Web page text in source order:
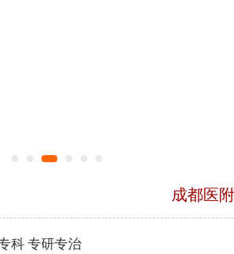
成都医
号，预
科 专研专治